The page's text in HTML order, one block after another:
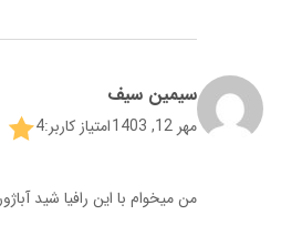
سیمین سیف
مهر 12, 1403 امتیاز کاربر:4
من میخوام با این رافیا شید